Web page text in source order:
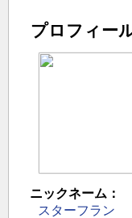
プロフィー
ニックネーム：
スターフラン